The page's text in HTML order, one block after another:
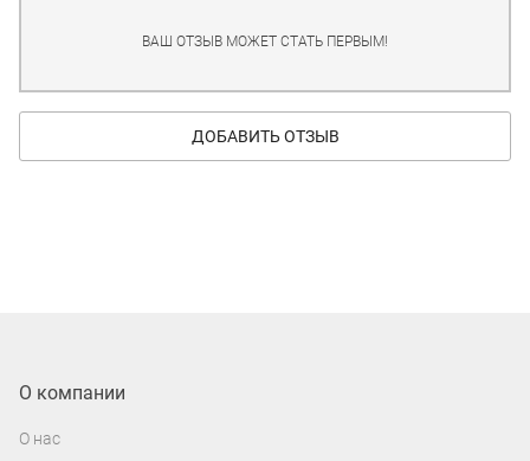
ВАШ ОТЗЫВ МОЖЕТ СТАТЬ ПЕРВЫМ!
ДОБАВИТЬ ОТЗЫВ
О компании
О нас